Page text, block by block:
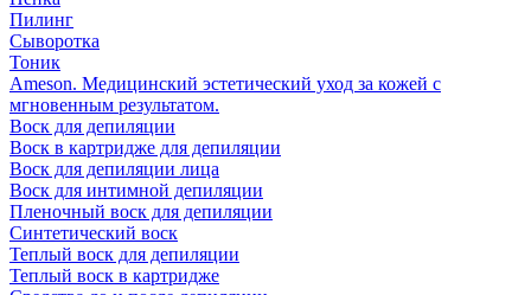
Пилинг
Сыворотка
Тоник
Ameson. Медицинский эстетический уход за кожей с
мгновенным результатом.
Воск для депиляции
Воск в картридже для депиляции
Воск для депиляции лица
Воск для интимной депиляции
Пленочный воск для депиляции
Синтетический воск
Теплый воск для депиляции
Теплый воск в картридже